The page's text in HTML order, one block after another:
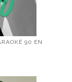
90 EN